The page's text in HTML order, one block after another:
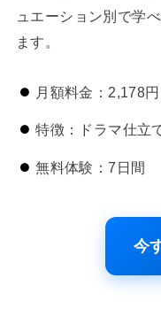
ュエーション別で学
ます。
月額料金：2,178円
特徴：ドラマ仕立
無料体験：7日間
今